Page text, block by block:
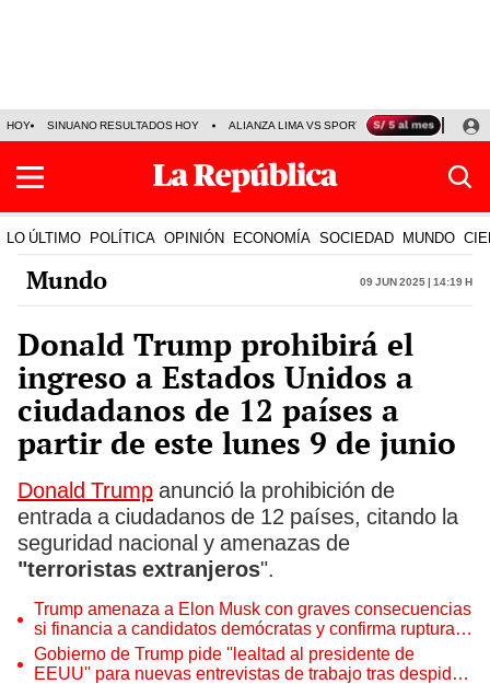
HOY SINUANO RESULTADOS HOY ALIANZA LIMA VS SPORT BOYS JORGE
LO ÚLTIMO POLÍTICA OPINIÓN ECONOMÍA SOCIEDAD MUNDO
Mundo 09 Jun 2025 | 14:19 h
Donald Trump prohibirá el
ingreso a Estados Unidos a
ciudadanos de 12 países a
partir de este lunes 9 de junio
Donald Trump anunció la prohibición de
entrada a ciudadanos de 12 países, citando la
seguridad nacional y amenazas de
"terroristas extranjeros".
Trump amenaza a Elon Musk con graves consecuencias
si financia a candidatos demócratas y confirma ruptura
de su relación
Gobierno de Trump pide ''lealtad al presidente de
EEUU'' para nuevas entrevistas de trabajo tras despidos